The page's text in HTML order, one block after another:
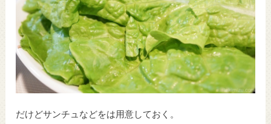
だけどサンチュなどをは用意しておく。